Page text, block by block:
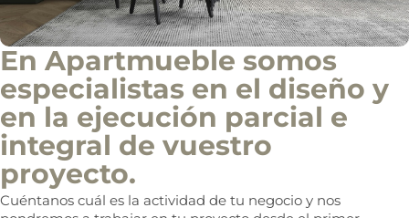
En Apartmueble somos
especialistas en el diseño y
en la ejecución parcial e
integral de vuestro
proyecto.
Cuéntanos cuál es la actividad de tu negocio y nos